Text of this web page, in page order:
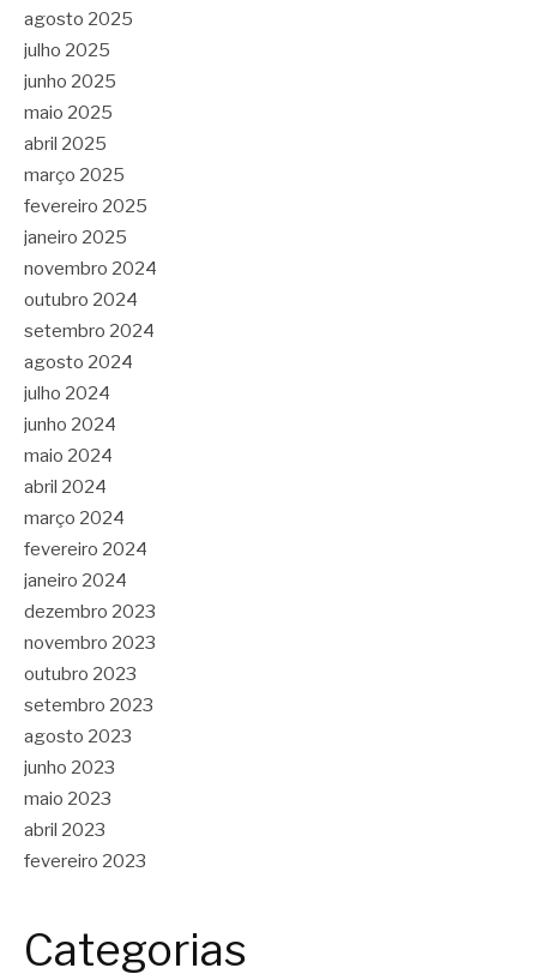
agosto 2025
julho 2025
junho 2025
maio 2025
abril 2025
março 2025
fevereiro 2025
janeiro 2025
novembro 2024
outubro 2024
setembro 2024
agosto 2024
julho 2024
junho 2024
maio 2024
abril 2024
março 2024
fevereiro 2024
janeiro 2024
dezembro 2023
novembro 2023
outubro 2023
setembro 2023
agosto 2023
junho 2023
maio 2023
abril 2023
fevereiro 2023
Categorias